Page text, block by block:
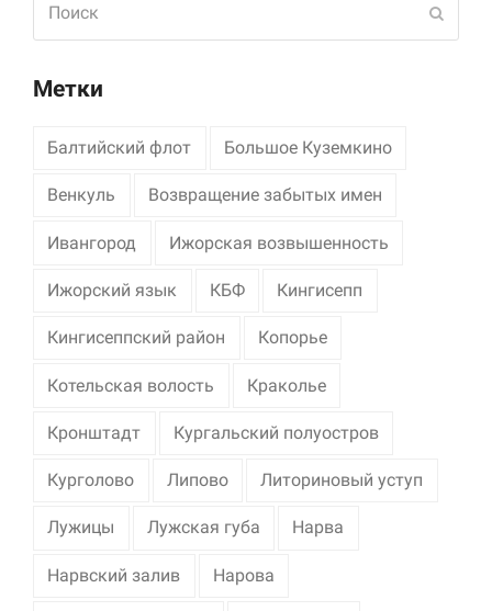
Метки
Балтийский флот Большое Куземкино
Венкуль Возвращение забытых имен
Ивангород Ижорская возвышенность
Ижорский язык КБФ Кингисепп
Кингисеппский район Копорье
Котельская волость Краколье
Кронштадт Кургальский полуостров
Курголово Липово Литориновый уступ
Лужицы Лужская губа Нарва
Нарвский залив Нарова